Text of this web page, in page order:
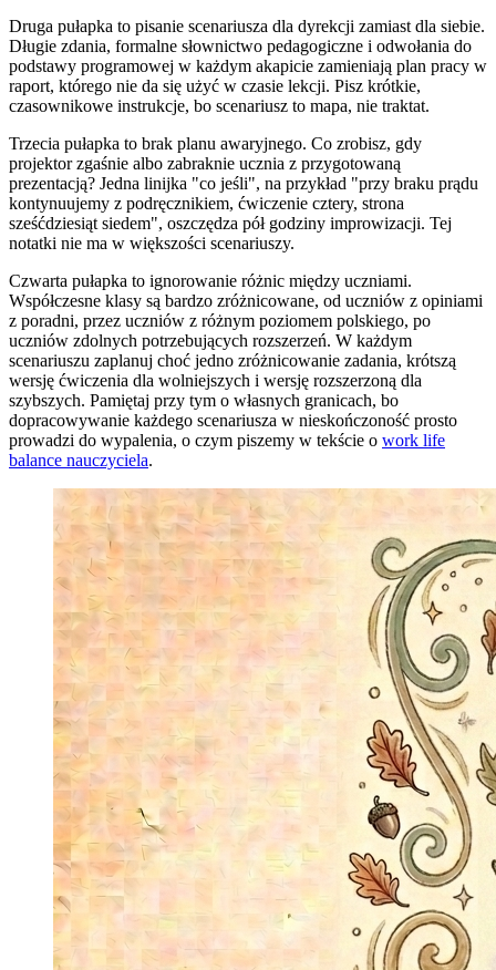
Druga pułapka to pisanie scenariusza dla dyrekcji zamiast dla siebie.
Długie zdania, formalne słownictwo pedagogiczne i odwołania do
podstawy programowej w każdym akapicie zamieniają plan pracy w
raport, którego nie da się użyć w czasie lekcji. Pisz krótkie,
czasownikowe instrukcje, bo scenariusz to mapa, nie traktat.
Trzecia pułapka to brak planu awaryjnego. Co zrobisz, gdy
projektor zgaśnie albo zabraknie ucznia z przygotowaną
prezentacją? Jedna linijka "co jeśli", na przykład "przy braku prądu
kontynuujemy z podręcznikiem, ćwiczenie cztery, strona
sześćdziesiąt siedem", oszczędza pół godziny improwizacji. Tej
notatki nie ma w większości scenariuszy.
Czwarta pułapka to ignorowanie różnic między uczniami.
Współczesne klasy są bardzo zróżnicowane, od uczniów z opiniami
z poradni, przez uczniów z różnym poziomem polskiego, po
uczniów zdolnych potrzebujących rozszerzeń. W każdym
scenariuszu zaplanuj choć jedno zróżnicowanie zadania, krótszą
wersję ćwiczenia dla wolniejszych i wersję rozszerzoną dla
szybszych. Pamiętaj przy tym o własnych granicach, bo
dopracowywanie każdego scenariusza w nieskończoność prosto
prowadzi do wypalenia, o czym piszemy w tekście o work life
balance nauczyciela.